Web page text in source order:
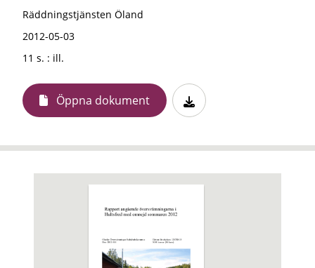
Räddningstjänsten Öland
2012-05-03
11 s. : ill.
Öppna dokument